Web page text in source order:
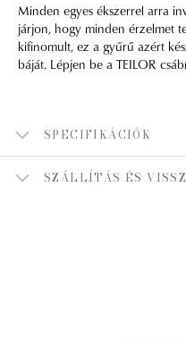
Minden egyes ékszerrel arra
járjon, hogy minden érzelmet
kifinomult, ez a gyűrű azért
báját. Lépjen be a TEILOR
SPECIFIKÁCIÓK
SZÁLLÍTÁS ÉS